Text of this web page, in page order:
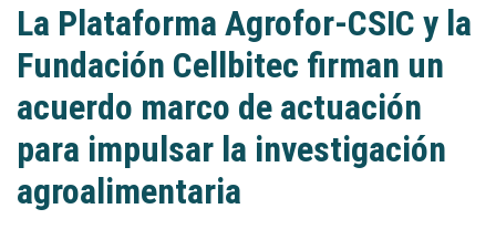
La Plataforma Agrofor-CSIC y la
Fundación Cellbitec firman un
acuerdo marco de actuación
para impulsar la investigación
agroalimentaria